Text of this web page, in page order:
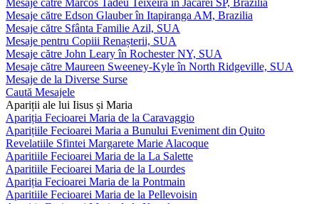
Mesaje către Edson Glauber în Itapiranga AM, Brazilia
Mesaje către Sfânta Familie Azil, SUA
Mesaje pentru Copiii Renașterii, SUA
Mesaje către John Leary în Rochester NY, SUA
Mesaje către Maureen Sweeney-Kyle în North Ridgeville, SUA
Mesaje de la Diverse Surse
Caută Mesajele
Apariții ale lui Iisus și Maria
Apariția Fecioarei Maria de la Caravaggio
Aparițiile Fecioarei Maria a Bunului Eveniment din Quito
Revelatiile Sfintei Margarete Marie Alacoque
Aparitiile Fecioarei Maria de la La Salette
Aparitiile Fecioarei Maria de la Lourdes
Apariția Fecioarei Maria de la Pontmain
Aparitiile Fecioarei Maria de la Pellevoisin